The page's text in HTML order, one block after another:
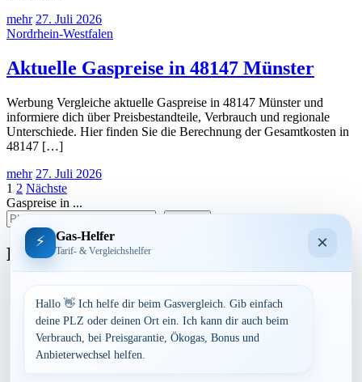
mehr 27. Juli 2026
Nordrhein-Westfalen
Aktuelle Gaspreise in 48147 Münster
Werbung Vergleiche aktuelle Gaspreise in 48147 Münster und
informiere dich über Preisbestandteile, Verbrauch und regionale
Unterschiede. Hier finden Sie die Berechnung der Gesamtkosten in
48147 […]
mehr 27. Juli 2026
Seitennummerierung
der
Beiträge
1 2 Nächste
Gaspreise in ...
Bundesland
Bayern
Berlin
Brandenburg
Hamburg
⚡ Gas-Helfer
Tarif- & Vergleichshelfer ×
Hallo 👋 Ich helfe dir beim Gasvergleich. Gib einfach
deine PLZ oder deinen Ort ein. Ich kann dir auch beim
Verbrauch, bei Preisgarantie, Ökogas, Bonus und
Anbieterwechsel helfen.